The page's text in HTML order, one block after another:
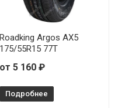
95W
98W
99V
Roadking Argos AX5
175/55R15 77T
от 5 160 ₽
Подробнее